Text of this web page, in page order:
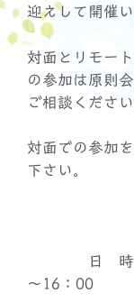
迎えして開催い
対面とリモー
の参加は原則
ご相談ください
対面での参加
下さい。
日 時：令
～16：00